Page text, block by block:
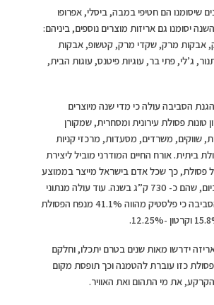
שיסומנו הם חטיפי במבה, ביסלי, אפרופו
יסומנו גם אריזות מוצרים נוספים, ביניהם:
אבקות מרק, שקדי מרק, קטשופ, אבקות
ג’לי, פתי בר, עוגיות פיטנס, עוגות הבית,
הסביבה עולה כי מדי שנה מיוצרים
5.3 מיליון טונות פסולת עירונית ומסחרית, שמקורן
שווקים, משרדים, מסעדות, מרכזי קניות
ביתית. אורח החיים המודרני מוביל ליצירת
פסולת, כך שכל אדם בישראל מייצר בממוצע
כ-2 ק”ג פסולת ביום, שהם כ- 730 ק”ג בשנה. עוד עולה מנתוני
המשרד להגנת הסביבה כי פלסטיק מהווה 41.1% מנפח הפסולת
ידרשו מאות שנים בטרם יתכלו, וחלקם
כזו עוברת להטמנה וכך תופסת מקום
את מי התהום ואת האוויר.